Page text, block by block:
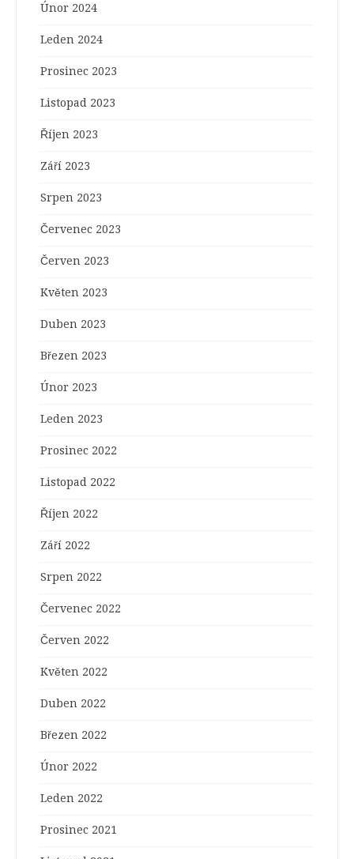
Únor 2024
Leden 2024
Prosinec 2023
Listopad 2023
Říjen 2023
Září 2023
Srpen 2023
Červenec 2023
Červen 2023
Květen 2023
Duben 2023
Březen 2023
Únor 2023
Leden 2023
Prosinec 2022
Listopad 2022
Říjen 2022
Září 2022
Srpen 2022
Červenec 2022
Červen 2022
Květen 2022
Duben 2022
Březen 2022
Únor 2022
Leden 2022
Prosinec 2021